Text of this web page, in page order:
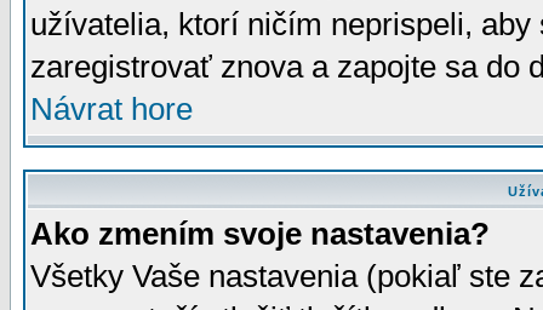
užívatelia, ktorí ničím neprispeli,
zaregistrovať znova a zapojte sa do
Návrat hore
Ako zmením svoje nastavenia?
Všetky Vaše nastavenia (pokiaľ ste